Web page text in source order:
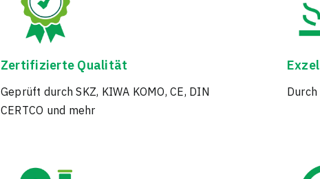
Zertifizierte Qualität
Geprüft durch SKZ, KIWA KOMO, CE, DIN
CERTCO und mehr